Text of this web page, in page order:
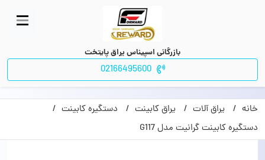
بازرگانی اسپیناس یراق پایتخت
02166495600
خانه یراق آلات یراق کابینت
دستگیره کابینت
دستگیره کابینت گرانیت مدل G117